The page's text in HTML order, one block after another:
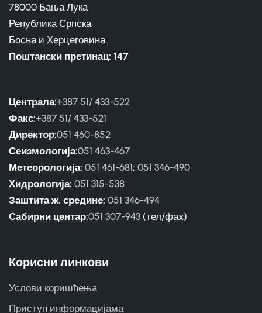
78000 Бања Лука
Република Српска
Босна и Херцеговина
Поштански претинац: 147
Централа:+387 51/ 433-522
Факс:+387 51/ 433-521
Директор:051 460-852
Сеизмологија:051 463-467
Метеорологија: 051 461-681; 051 346-490
Хидрологија: 051 315-538
Заштита ж. средине: 051 346-494
Сабирни центар:051 307-943 (тел/фаx)
Корисни линкови
Услови коришћења
Приступ информацијама